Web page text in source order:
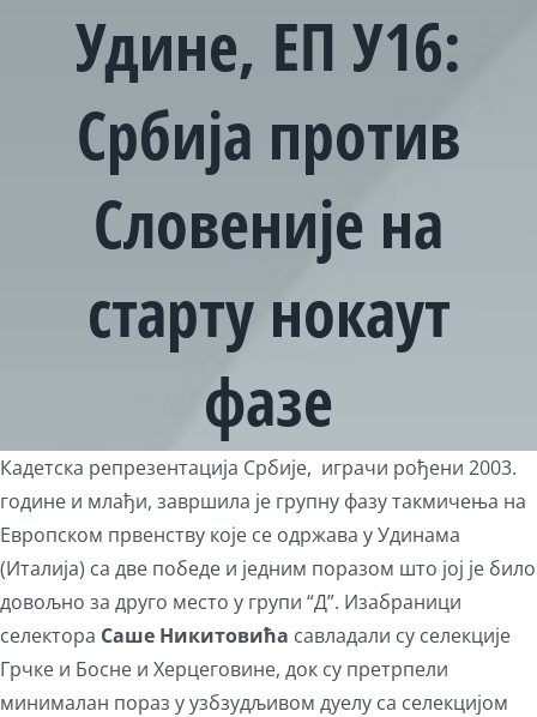
Удине, ЕП У16:
Србија против
Словеније на
старту нокаут
фазе
View
Larger
Image
Кадетска репрезентација Србије, играчи рођени 2003.
године и млађи, завршила је групну фазу такмичења на
Европском првенству које се одржава у Удинама
(Италија) са две победе и једним поразом што јој је било
довољно за друго место у групи “Д”. Изабраници
селектора Саше Никитовића савладали су селекције
Грчке и Босне и Херцеговине, док су претрпели
минималан пораз у узбзудљивом дуелу са селекцијом